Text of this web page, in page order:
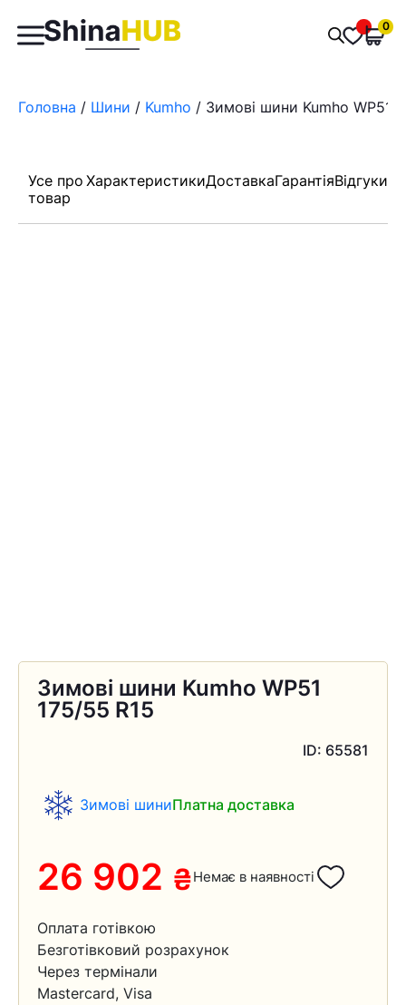
Пошук
товарів
0
Головна / Шини / Kumho / Зимові шини Kumho WP51
Усе про
товар
ХарактеристикиДоставкаГарантіяВідгуки
Зимові шини Kumho WP51
175/55 R15
ID: 65581
Зимові шиниПлатна доставка
26 902 ₴Немає в наявності
Оплата готівкою
Безготівковий розрахунок
Через термінали
Mastercard, Visa